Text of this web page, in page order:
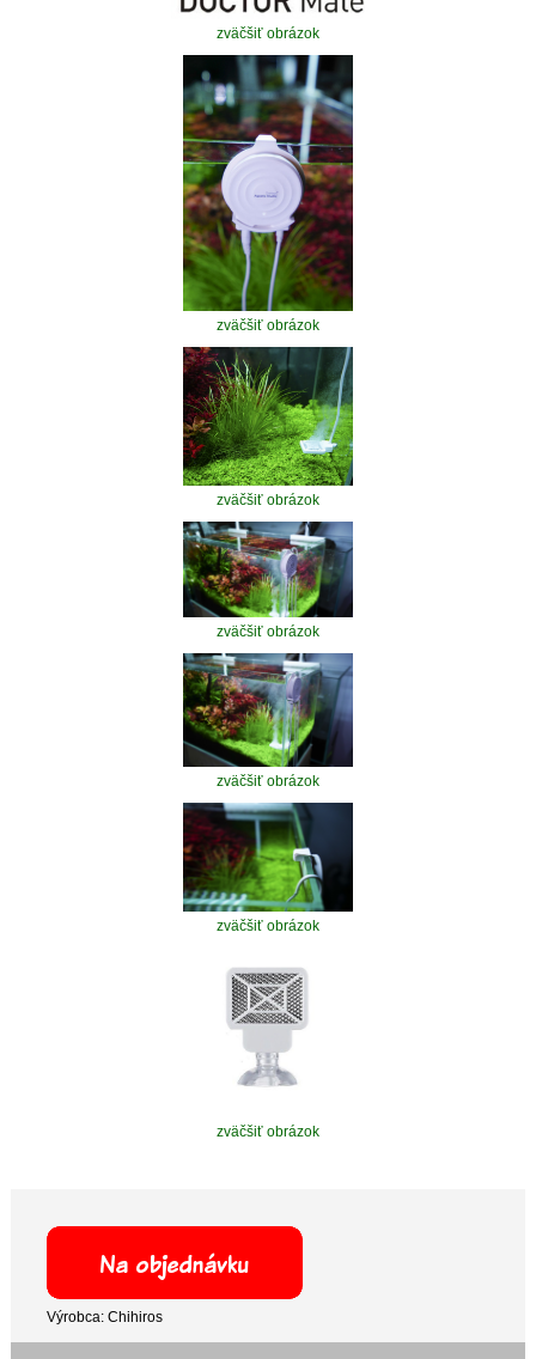
zväčšiť obrázok
zväčšiť obrázok
zväčšiť obrázok
zväčšiť obrázok
zväčšiť obrázok
zväčšiť obrázok
zväčšiť obrázok
Výrobca: Chihiros